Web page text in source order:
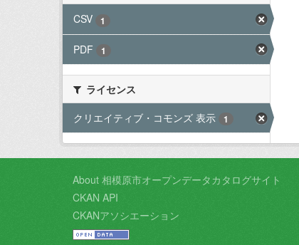
CSV
1
PDF 1
ライセンス
クリエイティブ・コモンズ 表示
1
About 相模原市オープンデータカタログサイト
CKAN API
CKANアソシエーション